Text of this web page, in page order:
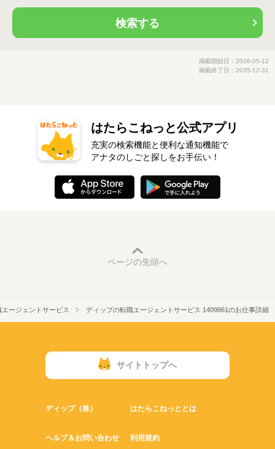
検索する
掲載開始日：2026-05-12
掲載終了日：2035-12-31
はたらこねっと公式アプリ
充実の検索機能と便利な通知機能で
アナタのしごと探しをお手伝い！
ページの先頭へ
ージェントサービス ディップの転職エージェントサービス 1409861のお仕事詳細
サイトトップへ
ディップ（株） はたらこねっととは
ヘルプ＆お問い合わせ 利用規約